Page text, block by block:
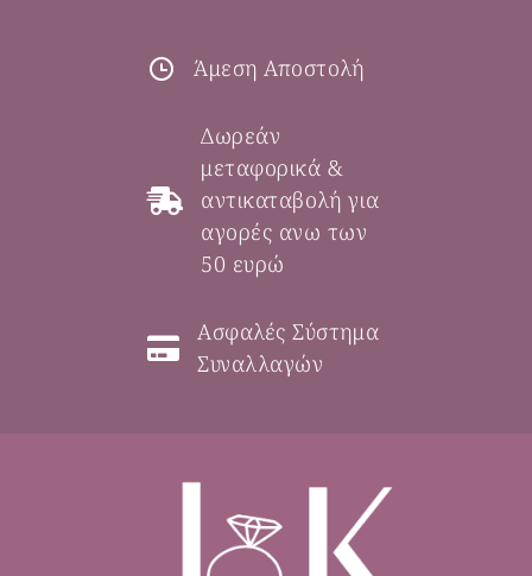
Άμεση Αποστολή
Δωρεάν
μεταφορικά &
αντικαταβολή για
αγορές ανω των
50 ευρώ
Ασφαλές Σύστημα
Συναλλαγών